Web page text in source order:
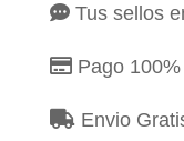
Tus sellos
Pago
Envio